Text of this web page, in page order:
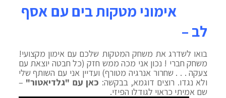
אימוני מטקות בים עם אסף
לב –
בואו לשדרג את משחק המטקות שלכם עם אימון מקצועי!
משחק חברי ! נכון אני מכה ממש חזק (כל חבטה יוצאת עם
צעקה . . . שחרור אנרגיה מטורף) ועדיין אני עם השותף שלי
ולא נגדו. רוצים דוגמא, בבקשה: כאן עם "גלדיאטור" –
שם אמיתי כראוי לגודלו הפיזי.